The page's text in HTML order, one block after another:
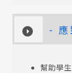
- 應
幫助學